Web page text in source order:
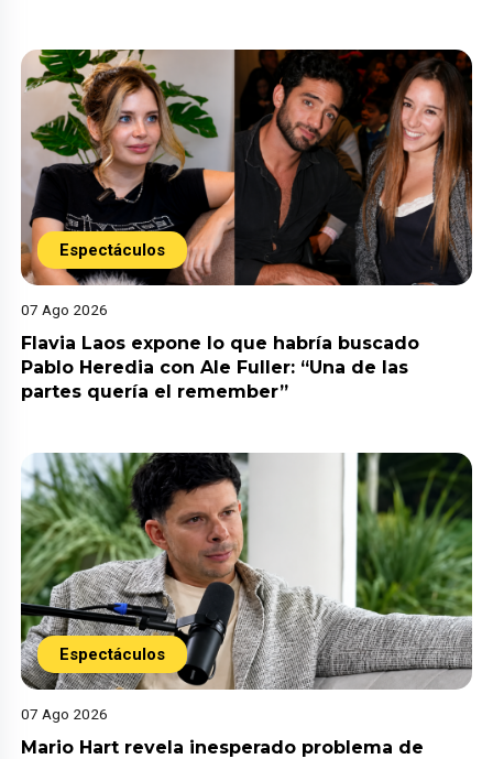
Espectáculos
07 Ago 2026
Flavia Laos expone lo que habría buscado
Pablo Heredia con Ale Fuller: “Una de las
partes quería el remember”
Espectáculos
07 Ago 2026
Mario Hart revela inesperado problema de